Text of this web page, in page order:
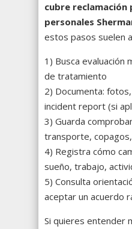
cubre reclamación
personales
estos pasos suelen
1) Busca evaluación
de tratamiento
2) Documenta:
incident report (si
3) Guarda
transporte,
4) Registra cómo
sueño, trabajo,
5) Consulta
aceptar un acuerdo
Si quieres entender